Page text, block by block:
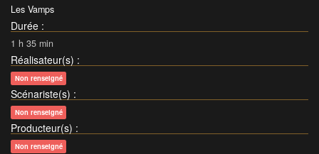
Les Vamps
Durée :
1 h 35 min
Réalisateur(s) :
Non renseigné
Scénariste(s) :
Non renseigné
Producteur(s) :
Non renseigné